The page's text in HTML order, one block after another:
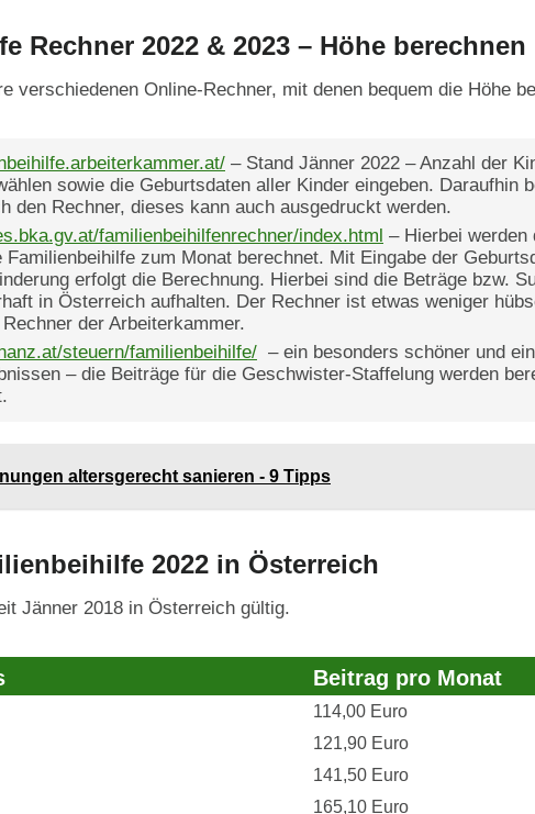
Rechner 2022 & 2023 – Höhe berechnen
verschiedenen Online-Rechner, mit denen bequem die Höhe
– Stand Jänner 2022 – Anzahl der
sowie die Geburtsdaten aller Kinder eingeben. Daraufhin
den Rechner, dieses kann auch ausgedruckt werden.
familienbeihilfenrechner/index.html – Hierbei werden
Familienbeihilfe zum Monat berechnet. Mit Eingabe der
erfolgt die Berechnung. Hierbei sind die Beträge bzw.
in Österreich aufhalten. Der Rechner ist etwas weniger
der Arbeiterkammer.
steuern/familienbeihilfe/ – ein besonders schöner und
– die Beiträge für die Geschwister-Staffelung werden
altersgerecht sanieren - 9 Tipps
2022 in Österreich
Jänner 2018 in Österreich gültig.
Beitrag pro Monat
114,00 Euro
121,90 Euro
141,50 Euro
165,10 Euro